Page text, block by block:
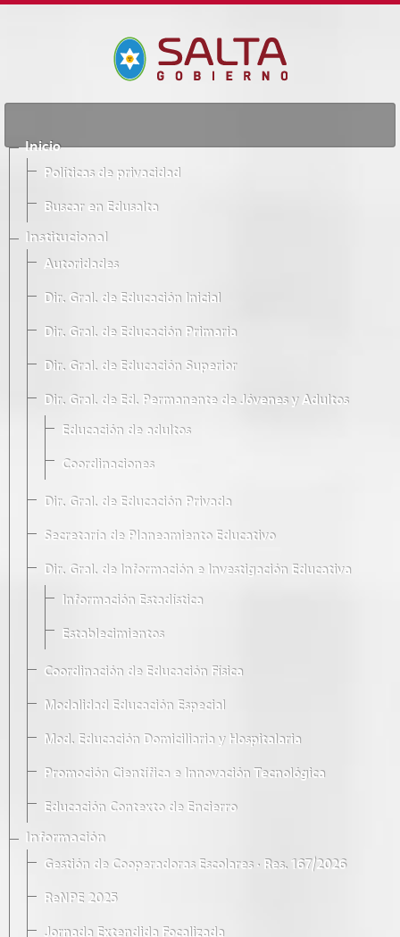
Inicio
Políticas de privacidad
Buscar en Edusalta
Institucional
Autoridades
Dir. Gral. de Educación Inicial
Dir. Gral. de Educación Primaria
Dir. Gral. de Educación Superior
Dir. Gral. de Ed. Permanente de Jóvenes y Adultos
Educación de adultos
Coordinaciones
Dir. Gral. de Educación Privada
Secretaría de Planeamiento Educativo
Dir. Gral. de Información e Investigación Educativa
Información Estadística
Establecimientos
Coordinación de Educación Física
Modalidad Educación Especial
Mod. Educación Domiciliaria y Hospitalaria
Promoción Científica e Innovación Tecnológica
Educación Contexto de Encierro
Información
Gestión de Cooperadoras Escolares · Res. 167/2026
ReNPE 2025
Jornada Extendida Focalizada